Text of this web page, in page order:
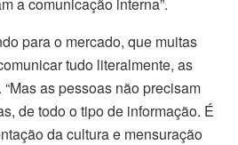
para o mercado, que muitas
tudo literalmente, as
as pessoas não precisam
de todo o tipo de informação. É
da cultura e mensuração